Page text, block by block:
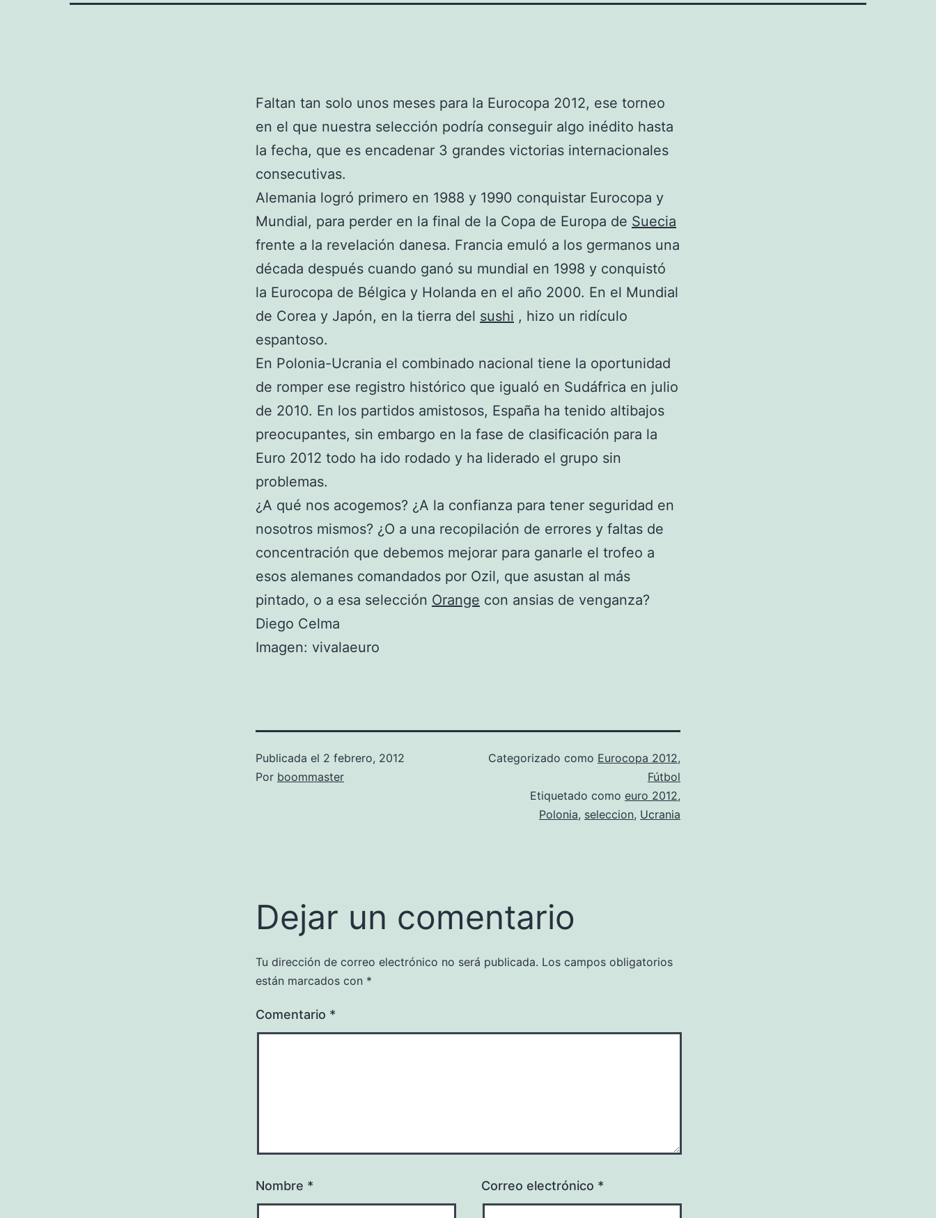
Faltan tan solo unos meses para la Eurocopa 2012, ese torneo
en el que nuestra selección podría conseguir algo inédito hasta
la fecha, que es encadenar 3 grandes victorias internacionales
consecutivas.
Alemania logró primero en 1988 y 1990 conquistar Eurocopa y
Mundial, para perder en la final de la Copa de Europa de Suecia
frente a la revelación danesa. Francia emuló a los germanos una
década después cuando ganó su mundial en 1998 y conquistó
la Eurocopa de Bélgica y Holanda en el año 2000. En el Mundial
de Corea y Japón, en la tierra del sushi , hizo un ridículo
espantoso.
En Polonia-Ucrania el combinado nacional tiene la oportunidad
de romper ese registro histórico que igualó en Sudáfrica en julio
de 2010. En los partidos amistosos, España ha tenido altibajos
preocupantes, sin embargo en la fase de clasificación para la
Euro 2012 todo ha ido rodado y ha liderado el grupo sin
problemas.
¿A qué nos acogemos? ¿A la confianza para tener seguridad en
nosotros mismos? ¿O a una recopilación de errores y faltas de
concentración que debemos mejorar para ganarle el trofeo a
esos alemanes comandados por Ozil, que asustan al más
pintado, o a esa selección Orange con ansias de venganza?
Diego Celma
Imagen: vivalaeuro
Publicada el 2 febrero, 2012
Por boommaster
Categorizado como Eurocopa 2012,
Fútbol
Etiquetado como euro 2012,
Polonia, seleccion, Ucrania
Dejar un comentario
Tu dirección de correo electrónico no será publicada. Los campos obligatorios
están marcados con *
Comentario *
Nombre * Correo electrónico *